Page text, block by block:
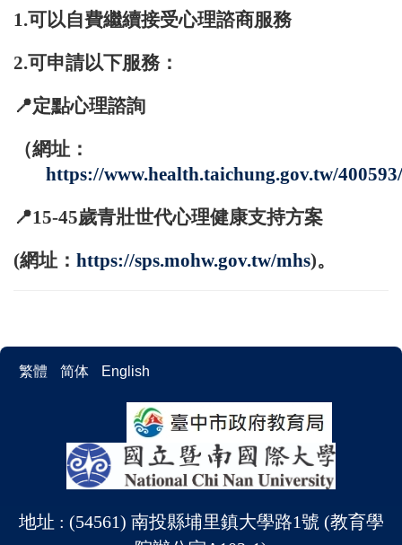
1.可以自費繼續接受心理諮商服務
2.可申請以下服務：
📍定點心理諮詢
（網址：
https://www.health.taichung.gov.tw/
📍15-45歲青壯世代心理健康支持方案
(網址： https://sps.mohw.gov.tw/mhs)。
繁體 简体 English
地址 : (54561) 南投縣埔里鎮大學路1號 (教育學